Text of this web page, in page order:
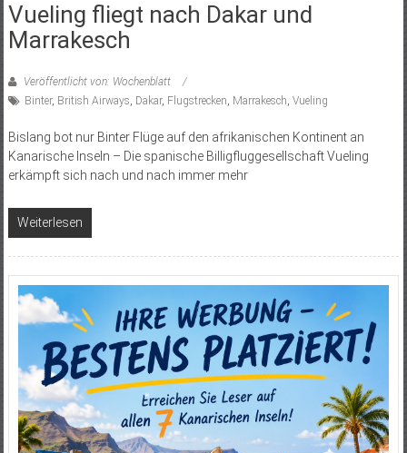
Vueling fliegt nach Dakar und
Marrakesch
Veröffentlicht von: Wochenblatt
Binter, British Airways, Dakar, Flugstrecken, Marrakesch, Vueling
Bislang bot nur Binter Flüge auf den afrikanischen Kontinent an
Kanarische Inseln – Die spanische Billigfluggesellschaft Vueling
erkämpft sich nach und nach immer mehr
Weiterlesen